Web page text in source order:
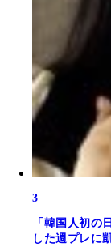
3
「韓国人初の
した週プレに